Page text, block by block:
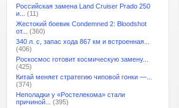
Российская замена Land Cruiser Prado 250
и...
(11)
Жестокий боевик Condemned 2: Bloodshot
от...
(360)
340 л. с, запас хода 867 км и встроенная...
(406)
Роскосмос готовит космическую замену...
(425)
Китай меняет стратегию чиповой гонки —...
(374)
Неполадки у «Ростелекома» стали
причиной...
(395)